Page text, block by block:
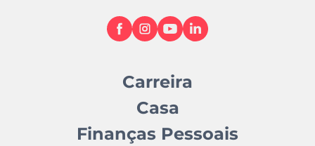
Carreira
Casa
Finanças Pessoais